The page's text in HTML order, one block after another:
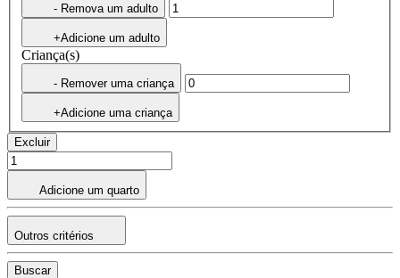
- Remova um adulto
+Adicione um adulto
Criança(s)
- Remover uma criança
+Adicione uma criança
Excluir
Adicione um quarto
Outros critérios
Buscar